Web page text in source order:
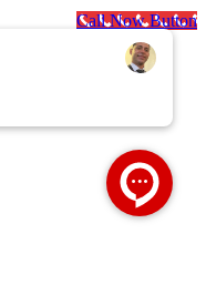
Call Now Button